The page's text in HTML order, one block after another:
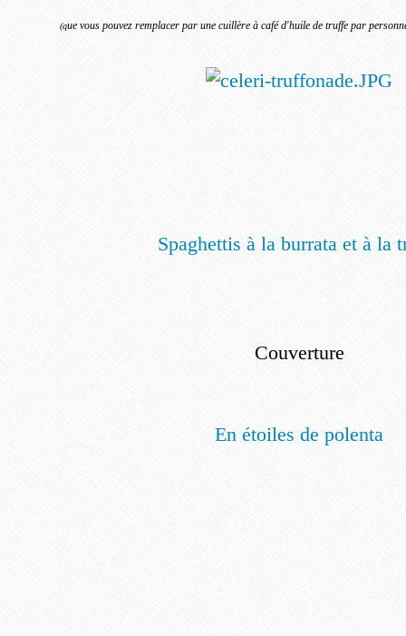
(que vous pouvez remplacer par une cuillère à café d'huile de truffe par
Spaghettis à la burrata et à la
Couverture
En étoiles de polenta